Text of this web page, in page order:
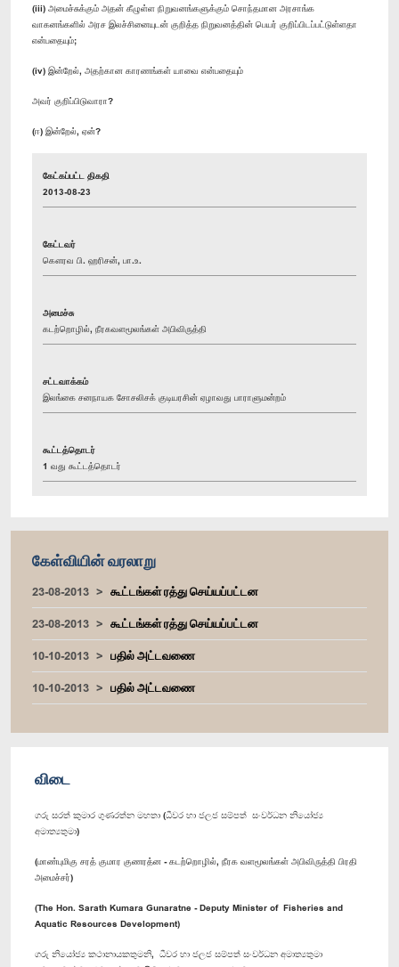
(iii) அமைச்சுக்கும் அதன் கீழுள்ள நிறுவனங்களுக்கும் சொந்தமான அரசாங்க
வாகனங்களில் அரச இலச்சினையுடன் குறித்த நிறுவனத்தின் பெயர் குறிப்பிடப்பட்டுள்ளதா
என்பதையும்;
(iv) இன்றேல், அதற்கான காரணங்கள் யாவை என்பதையும்
அவர் குறிப்பிடுவாரா?
(ஈ) இன்றேல், ஏன்?
கேட்கப்பட்ட திகதி
2013-08-23
கேட்டவர்
கௌரவ பி. ஹரிசன், பா.உ.
அமைச்சு
கடற்றொழில், நீரகவளமூலங்கள் அபிவிருத்தி
சட்டவாக்கம்
இலங்கை சனநாயக சோசலிசக் குடியரசின் ஏழாவது பாராளுமன்றம்
கூட்டத்தொடர்
1 வது கூட்டத்தொடர்
கேள்வியின் வரலாறு
23-08-2013
கூட்டங்கள் ரத்து செய்யப்பட்டன
23-08-2013
கூட்டங்கள் ரத்து செய்யப்பட்டன
10-10-2013
பதில் அட்டவணை
10-10-2013
பதில் அட்டவணை
விடை
ගරු සරත් කුමාර ගුණරත්න මහතා (ධීවර හා ජලජ සම්පත් සංවර්ධන නියෝජ්‍ය
අමාත්‍යතුමා)
(மாண்புமிகு சரத் குமார குணரத்ன - கடற்றொழில், நீரக வளமூலங்கள் அபிவிருத்தி பிரதி
அமைச்சர்)
(The Hon. Sarath Kumara Gunaratne - Deputy Minister of Fisheries and
Aquatic Resources Development)
ගරු නියෝජ්‍ය කථානායකතුමනි, ධීවර හා ජලජ සම්පත් සංවර්ධන අමාත්‍යතුමා